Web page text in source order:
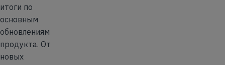
итоги по
основным
обновлениям
продукта. От
новых